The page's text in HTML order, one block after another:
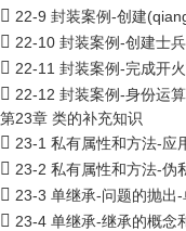
22-9 封装案例-创建
22-10 封装案例-创建士
22-11 封装案例-完成开
22-12 封装案例-身份运
第23章 类的补充知识
23-1 私有属性和方法-应
23-2 私有属性和方法-伪
23-3 单继承-问题的抛出
23-4 单继承-继承的概念